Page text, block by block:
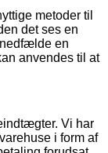
metoder til
det ses en
en
anvendes til at
Vi har
i form af